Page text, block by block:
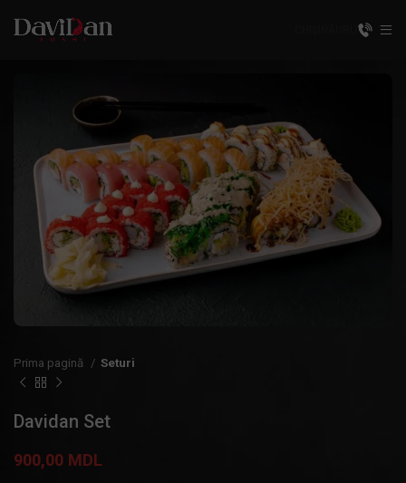
Prima pagină Seturi
Davidan Set
900,00 MDL